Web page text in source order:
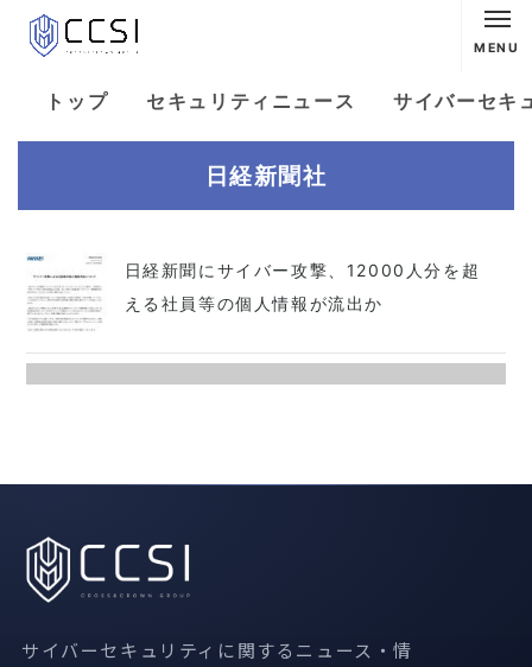
MENU
トップ セキュリティニュース サイバーセキ
日経新聞社
日経新聞にサイバー攻撃、12000人分を超
える社員等の個人情報が流出か
サイバーセキュリティに関するニュース・情